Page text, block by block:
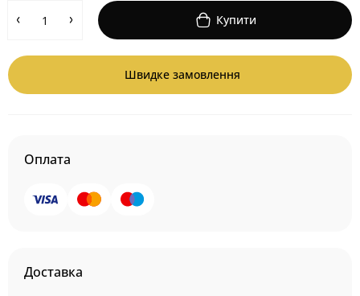
Купити
Швидке замовлення
Оплата
Доставка